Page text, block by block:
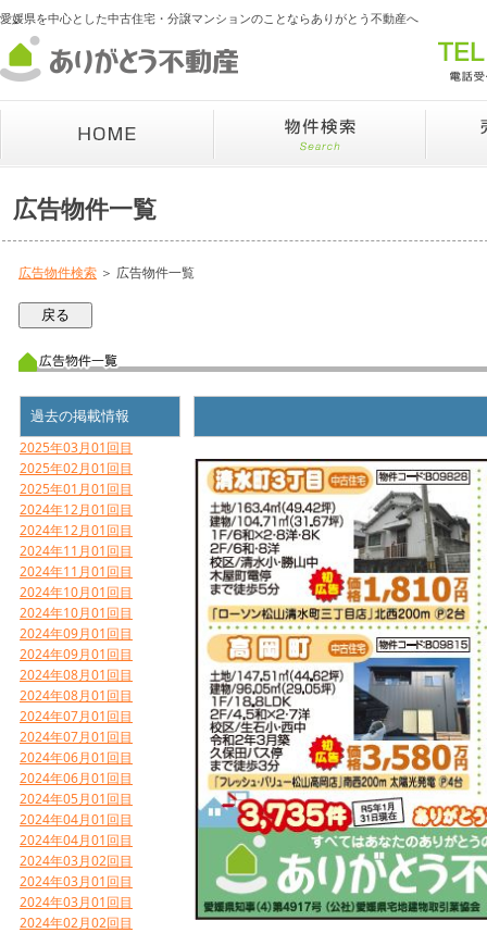
愛媛県を中心とした中古住宅・分譲マンションのことならありがとう不動産へ
広告物件一覧
広告物件検索 ＞ 広告物件一覧
過去の掲載情報
2025年03月01回目
2025年02月01回目
2025年01月01回目
2024年12月01回目
2024年12月01回目
2024年11月01回目
2024年11月01回目
2024年10月01回目
2024年10月01回目
2024年09月01回目
2024年09月01回目
2024年08月01回目
2024年08月01回目
2024年07月01回目
2024年07月01回目
2024年06月01回目
2024年06月01回目
2024年05月01回目
2024年04月01回目
2024年04月01回目
2024年03月02回目
2024年03月01回目
2024年03月01回目
2024年02月02回目